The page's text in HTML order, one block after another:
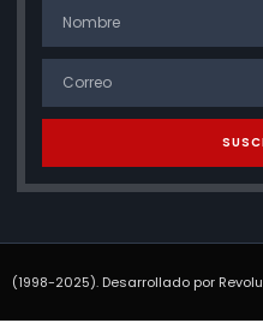
(1998-2025). Desarrollado por